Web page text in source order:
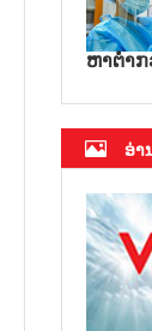
ຫາຕ່ຳກ
ອ່າ